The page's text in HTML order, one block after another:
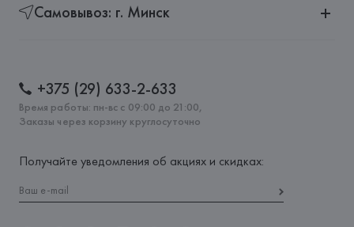
Самовывоз: г. Минск
+375 (29) 633-2-633
Время работы: пн-вс с 09:00 до 21:00,
Заказы через корзину круглосуточно
Получайте уведомления об акциях и скидках: